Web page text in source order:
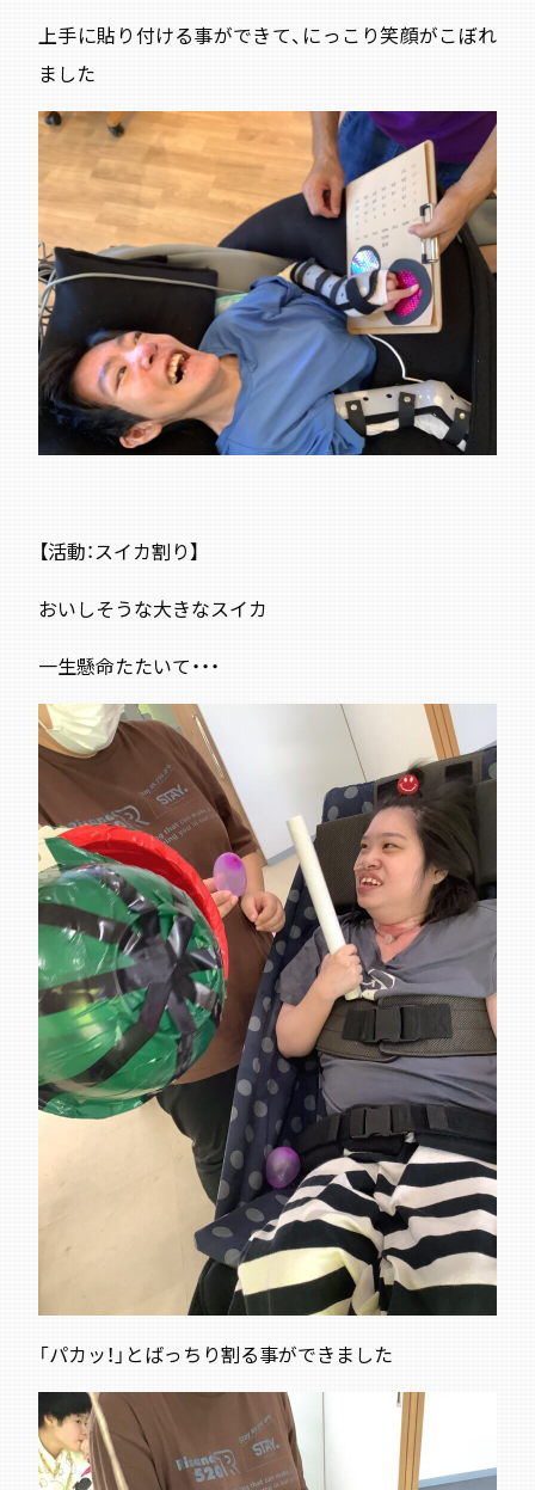
上手に貼り付ける事ができて、にっこり笑顔がこぼれ
ました
【活動：スイカ割り】
おいしそうな大きなスイカ
一生懸命たたいて・・・
「パカッ！」とばっちり割る事ができました